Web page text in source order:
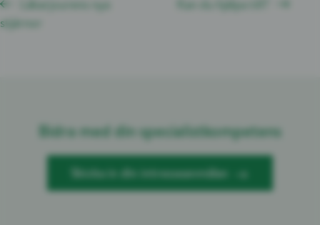
stjärnor
Bidra med din specialistkompetens
Skicka in din intresseanmälan